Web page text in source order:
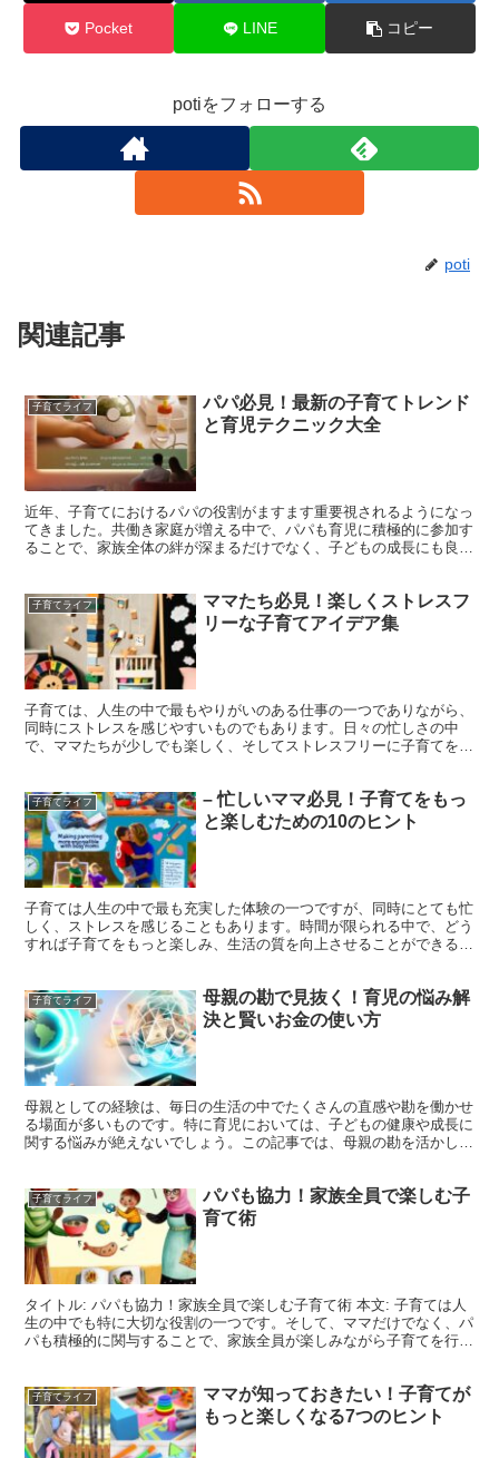
Pocket LINE コピー
potiをフォローする
poti
関連記事
子育てライフ
パパ必見！最新の子育てトレンド
と育児テクニック大全
近年、子育てにおけるパパの役割がますます重要視されるようになっ
てきました。共働き家庭が増える中で、パパも育児に積極的に参加す
ることで、家族全体の絆が深まるだけでなく、子どもの成長にも良い
子育てライフ
ママたち必見！楽しくストレスフ
リーな子育てアイデア集
子育ては、人生の中で最もやりがいのある仕事の一つでありながら、
同時にストレスを感じやすいものでもあります。日々の忙しさの中
で、ママたちが少しでも楽しく、そしてストレスフリーに子育てをす
子育てライフ
– 忙しいママ必見！子育てをもっ
と楽しむための10のヒント
子育ては人生の中で最も充実した体験の一つですが、同時にとても忙
しく、ストレスを感じることもあります。時間が限られる中で、どう
すれば子育てをもっと楽しみ、生活の質を向上させることができるの
子育てライフ
母親の勘で見抜く！育児の悩み解
決と賢いお金の使い方
母親としての経験は、毎日の生活の中でたくさんの直感や勘を働かせ
る場面が多いものです。特に育児においては、子どもの健康や成長に
関する悩みが絶えないでしょう。この記事では、母親の勘を活かして
子育てライフ
パパも協力！家族全員で楽しむ子
育て術
タイトル: パパも協力！家族全員で楽しむ子育て術 本文: 子育ては人
生の中でも特に大切な役割の一つです。そして、ママだけでなく、パ
パも積極的に関与することで、家族全員が楽しみながら子育てを行う
子育てライフ
ママが知っておきたい！子育てが
もっと楽しくなる7つのヒント